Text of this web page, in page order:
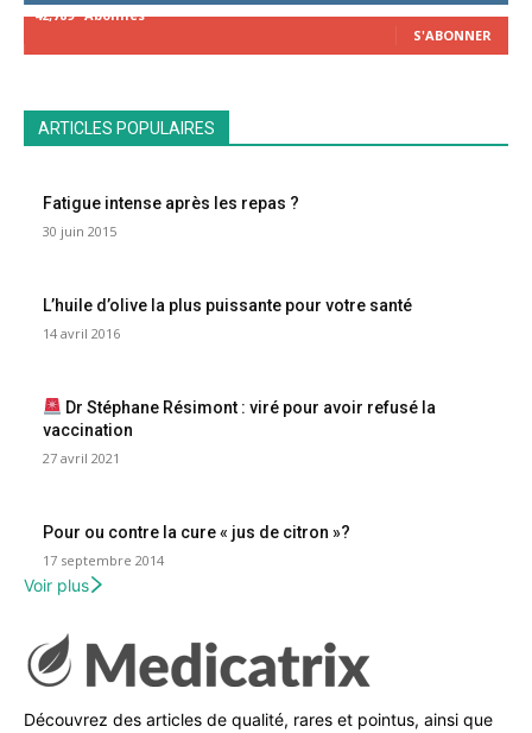
42,789 Abonnés
S'ABONNER
ARTICLES POPULAIRES
Fatigue intense après les repas ?
30 juin 2015
L’huile d’olive la plus puissante pour votre santé
14 avril 2016
Dr Stéphane Résimont : viré pour avoir refusé la
vaccination
27 avril 2021
Pour ou contre la cure « jus de citron »?
17 septembre 2014
Voir plus
Découvrez des articles de qualité, rares et pointus, ainsi que